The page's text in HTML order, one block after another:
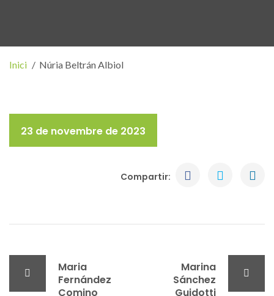
Inici Núria Beltrán Albiol
23 de novembre de 2023
Compartir:
Maria
Fernández
Comino
Marina
Sánchez
Guidotti